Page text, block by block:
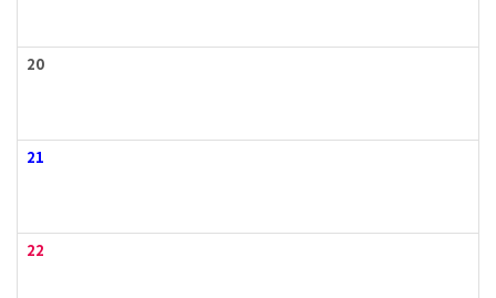
20
21
22